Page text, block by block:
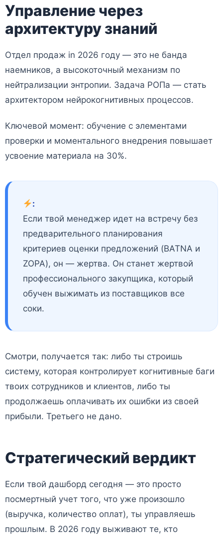
Управление через
архитектуру знаний
Отдел продаж in 2026 году — это не банда
наемников, а высокоточный механизм по
нейтрализации энтропии. Задача РОПа — стать
архитектором нейрокогнитивных процессов.
Ключевой момент: обучение с элементами
проверки и моментального внедрения повышает
усвоение материала на 30%.
:
Если твой менеджер идет на встречу без
предварительного планирования
критериев оценки предложений (BATNA и
ZOPA), он — жертва. Он станет жертвой
профессионального закупщика, который
обучен выжимать из поставщиков все
соки.
Смотри, получается так: либо ты строишь
систему, которая контролирует когнитивные баги
твоих сотрудников и клиентов, либо ты
продолжаешь оплачивать их ошибки из своей
прибыли. Третьего не дано.
Стратегический вердикт
Если твой дашборд сегодня — это просто
посмертный учет того, что уже произошло
(выручка, количество оплат), ты управляешь
прошлым. В 2026 году выживают те, кто